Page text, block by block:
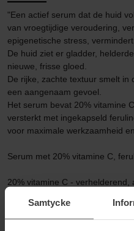
Samtycke
"Een actief serum dat de huid
van vroegtijdige veroudering,
epigenetische stress, vermindert.
De huid ziet er gladder,
nieuwe, frisse gloed.
De rijke, zachte textuur smelt in
een aangenaam gevoel.
Het serum bevat 20% vitamine
versterkt met ingekapseld
voor maximale werkzaamheid
Serum met 20% vitamine C,
20% vitamine C - verhelderend,
Ferulinezuur - vermindert
hyperpigmentatie.